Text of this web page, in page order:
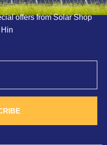
offers from Solar Shop